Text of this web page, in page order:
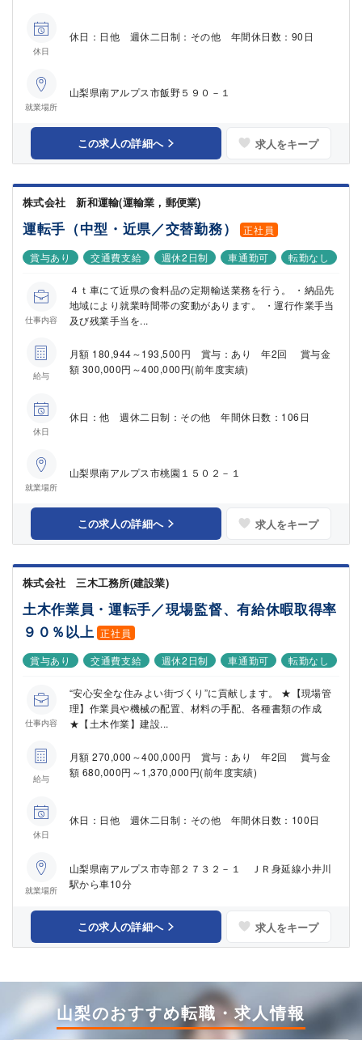
休日
休日：日他 週休二日制：その他 年間休日数：90日
就業場所
山梨県南アルプス市飯野５９０－１
この求人の詳細へ 求人をキープ
株式会社 新和運輸(運輸業，郵便業)
運転手（中型・近県／交替勤務）
正社員
賞与あり
交通費支給 週休2日制 車通勤可 転勤なし
仕事内容
４ｔ車にて近県の食料品の定期輸送業務を行う。 ・納品先
地域により就業時間帯の変動があります。 ・運行作業手当
及び残業手当を...
給与
月額 180,944～193,500円 賞与：あり 年2回 賞与金
額 300,000円～400,000円(前年度実績)
休日
休日：他 週休二日制：その他 年間休日数：106日
就業場所
山梨県南アルプス市桃園１５０２－１
この求人の詳細へ 求人をキープ
株式会社 三木工務所(建設業)
土木作業員・運転手／現場監督、有給休暇取得率
９０％以上 正社員
賞与あり
交通費支給 週休2日制 車通勤可 転勤なし
仕事内容
“安心安全な住みよい街づくり”に貢献します。 ★【現場管
理】作業員や機械の配置、材料の手配、各種書類の作成
★【土木作業】建設...
給与
月額 270,000～400,000円 賞与：あり 年2回 賞与金
額 680,000円～1,370,000円(前年度実績)
休日
休日：日他 週休二日制：その他 年間休日数：100日
就業場所
山梨県南アルプス市寺部２７３２－１ ＪＲ身延線小井川
駅から車10分
この求人の詳細へ 求人をキープ
山梨のおすすめ転職・求人情報